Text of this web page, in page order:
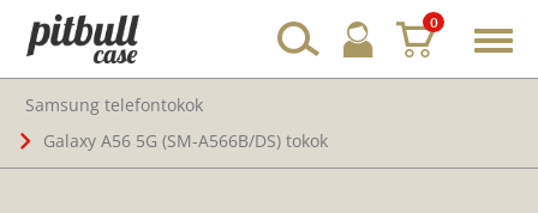
0
Samsung telefontokok
Galaxy A56 5G (SM-A566B/DS) tokok